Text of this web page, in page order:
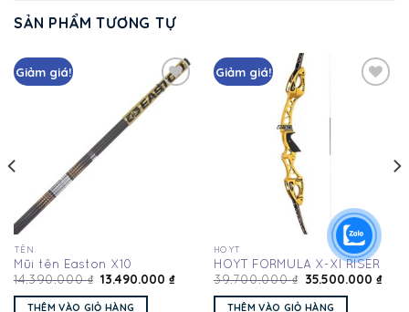
SẢN PHẨM TƯƠNG TỰ
Giảm giá!
TÊN
Mũi tên Easton X10
14.390.000₫ 13.490.000 ₫
THÊM VÀO GIỎ HÀNG
Giảm giá!
HOYT
HOYT FORMULA X-XI RISER
39.700.000₫ 35.500.000 ₫
THÊM VÀO GIỎ HÀNG